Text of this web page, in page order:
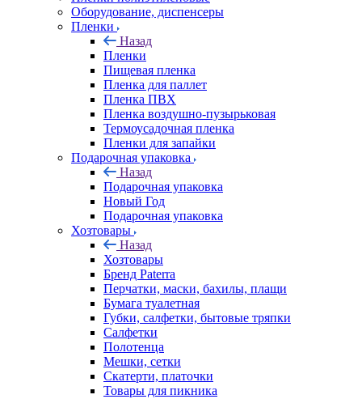
Оборудование, диспенсеры
Пленки
Назад
Пленки
Пищевая пленка
Пленка для паллет
Пленка ПВХ
Пленка воздушно-пузырьковая
Термоусадочная пленка
Пленки для запайки
Подарочная упаковка
Назад
Подарочная упаковка
Новый Год
Подарочная упаковка
Хозтовары
Назад
Хозтовары
Бренд Paterra
Перчатки, маски, бахилы, плащи
Бумага туалетная
Губки, салфетки, бытовые тряпки
Салфетки
Полотенца
Мешки, сетки
Скатерти, платочки
Товары для пикника